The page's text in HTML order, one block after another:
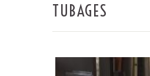
TUBAGES